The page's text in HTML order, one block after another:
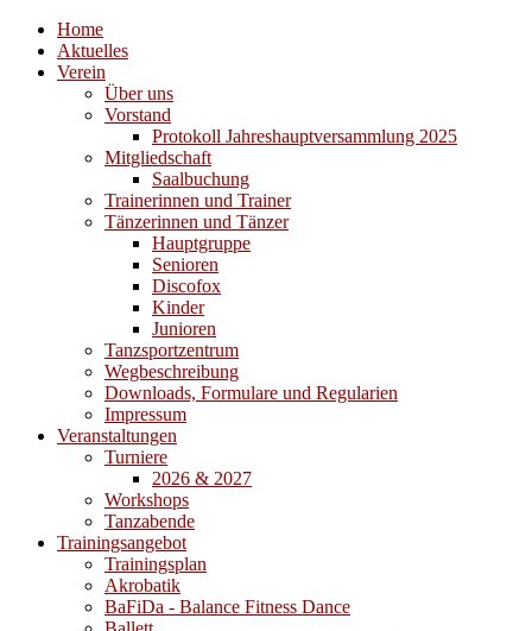
Home
Aktuelles
Verein
Über uns
Vorstand
Protokoll Jahreshauptversammlung 2025
Mitgliedschaft
Saalbuchung
Trainerinnen und Trainer
Tänzerinnen und Tänzer
Hauptgruppe
Senioren
Discofox
Kinder
Junioren
Tanzsportzentrum
Wegbeschreibung
Downloads, Formulare und Regularien
Impressum
Veranstaltungen
Turniere
2026 & 2027
Workshops
Tanzabende
Trainingsangebot
Trainingsplan
Akrobatik
BaFiDa - Balance Fitness Dance